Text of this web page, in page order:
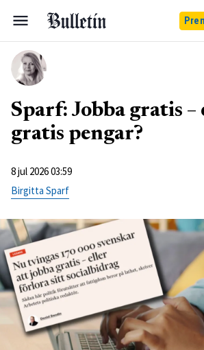
Sparf: Jobba gratis –
gratis pengar?
8 jul 2026 03:59
Birgitta Sparf